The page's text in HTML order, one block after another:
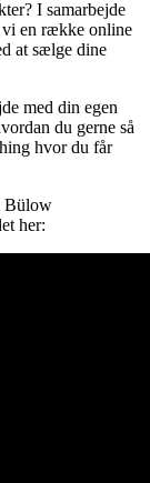
I samarbejde
en række online
at sælge dine
med din egen
du gerne så
hvor du får
Bülow
her: